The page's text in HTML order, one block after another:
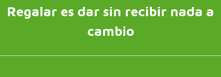
Regalar es dar sin recibir nada a
cambio